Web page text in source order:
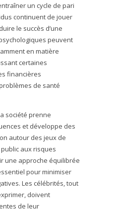
un cycle de pari
continuent de jouer
le succès d’une
peuvent
en matière
certaines
financières
de santé
société prenne
et développe des
autour des jeux de
aux risques
une approche équilibrée
pour minimiser
Les célébrités, tout
doivent
de leur